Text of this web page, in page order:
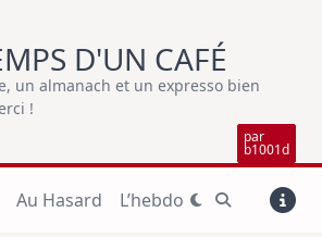
D'UN CAFÉ
un almanach et un expresso bien
!
par
b1001d
Au Hasard L’hebdo